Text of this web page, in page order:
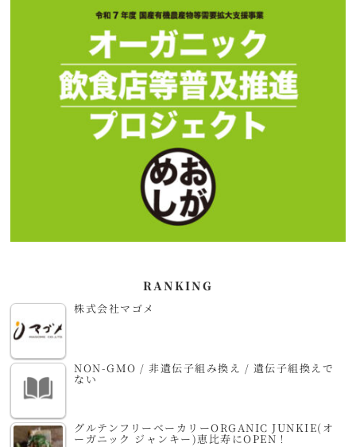
RANKING
株式会社マゴメ
NON-GMO / 非遺伝子組み換え / 遺伝子組換えで
ない
グルテンフリーベーカリーORGANIC JUNKIE(オ
ーガニック ジャンキー)恵比寿にOPEN！